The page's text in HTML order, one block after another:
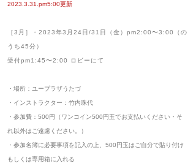
2023.3.31 .pm5:00更新
［3月］・2023年3月24日/31日（金）pm2:00〜3:00（の
うち45分）
受付pm1:45〜2:00 ロビーにて
・場所：ユープラザうたづ
・インストラクター：竹内珠代
・参加費：500円（ワンコイン500円玉でお支払いください・そ
れ以外はご遠慮ください。）
・参加名簿に必要事項を記入の上、500円玉はご自分で貼り付け
もしくは専用箱に入れる